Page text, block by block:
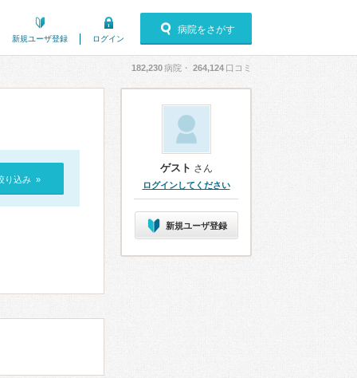
新規ユーザ登録 ログイン
病院をさがす
182,230病院・ 264,124 口コミ
り込み »
ゲスト さん
ログインしてください
新規ユーザ登録